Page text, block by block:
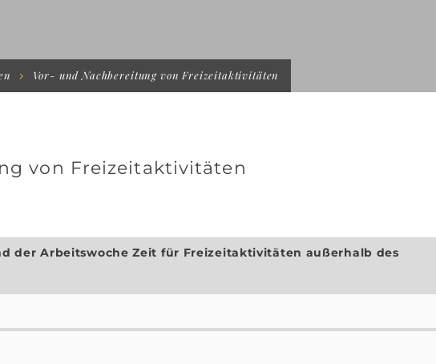
Vor- und Nachbereitung von Freizeitaktivitäten
von Freizeitaktivitäten
der Arbeitswoche Zeit für Freizeitaktivitäten außerhalb des